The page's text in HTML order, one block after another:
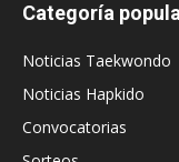
Categoría
Noticias Taekwondo
Noticias Hapkido
Convocatorias